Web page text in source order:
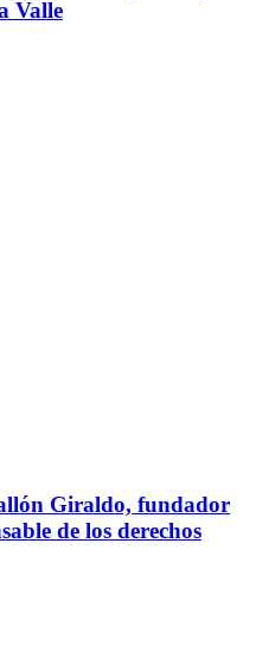
Valle
Giraldo, fundador
de los derechos